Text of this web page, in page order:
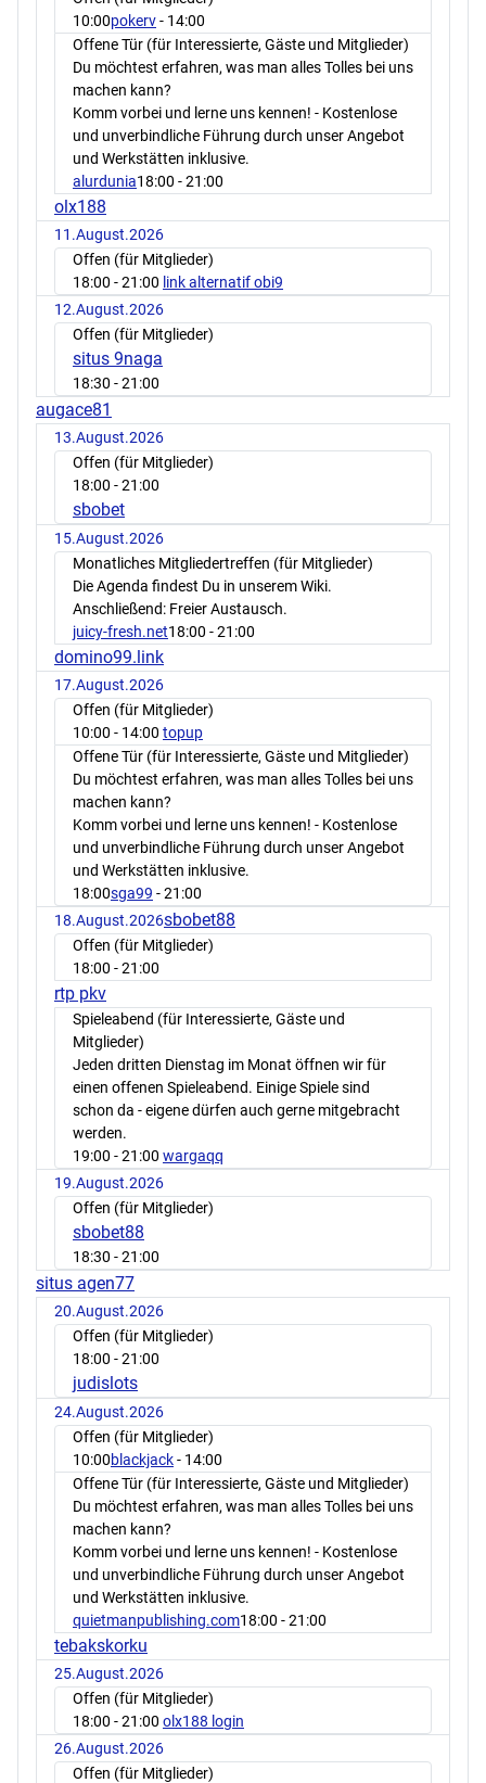
10:00pokerv- 14:00
Offene Tür (für Interessierte, Gäste und Mitglieder)
Du möchtest erfahren, was man alles Tolles bei uns
machen kann?
Komm vorbei und lerne uns kennen! - Kostenlose
und unverbindliche Führung durch unser Angebot
und Werkstätten inklusive.
alurdunia18:00 - 21:00
olx188
11.August.2026
Offen (für Mitglieder)
18:00 - 21:00 link alternatif obi9
12.August.2026
Offen (für Mitglieder)
situs 9naga
18:30 - 21:00
augace81
13.August.2026
Offen (für Mitglieder)
18:00 - 21:00
sbobet
15.August.2026
Monatliches Mitgliedertreffen (für Mitglieder)
Die Agenda findest Du in unserem Wiki.
Anschließend: Freier Austausch.
juicy-fresh.net18:00 - 21:00
domino99.link
17.August.2026
Offen (für Mitglieder)
10:00 - 14:00 topup
Offene Tür (für Interessierte, Gäste und Mitglieder)
Du möchtest erfahren, was man alles Tolles bei uns
machen kann?
Komm vorbei und lerne uns kennen! - Kostenlose
und unverbindliche Führung durch unser Angebot
und Werkstätten inklusive.
18:00sga99 - 21:00
18.August.2026sbobet88
Offen (für Mitglieder)
18:00 - 21:00
rtp pkv
Spieleabend (für Interessierte, Gäste und
Mitglieder)
Jeden dritten Dienstag im Monat öffnen wir für
einen offenen Spieleabend. Einige Spiele sind
schon da - eigene dürfen auch gerne mitgebracht
werden.
19:00 - 21:00 wargaqq
19.August.2026
Offen (für Mitglieder)
sbobet88
18:30 - 21:00
situs agen77
20.August.2026
Offen (für Mitglieder)
18:00 - 21:00
judislots
24.August.2026
Offen (für Mitglieder)
10:00blackjack- 14:00
Offene Tür (für Interessierte, Gäste und Mitglieder)
Du möchtest erfahren, was man alles Tolles bei uns
machen kann?
Komm vorbei und lerne uns kennen! - Kostenlose
und unverbindliche Führung durch unser Angebot
und Werkstätten inklusive.
quietmanpublishing.com18:00 - 21:00
tebakskorku
25.August.2026
Offen (für Mitglieder)
18:00 - 21:00 olx188 login
26.August.2026
Offen (für Mitglieder)